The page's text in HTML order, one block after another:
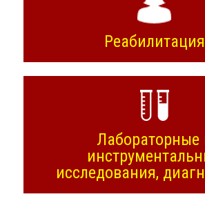
Реабилитация
Лабораторные
исследования,